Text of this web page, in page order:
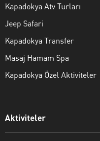
Kapadokya Atv Turları
Jeep Safari
Kapadokya Transfer
Masaj Hamam Spa
Kapadokya Özel Aktiviteler
Aktiviteler